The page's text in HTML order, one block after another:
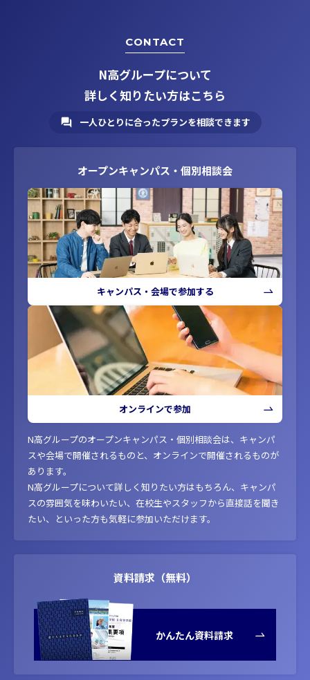
CONTACT
N高グループについて
詳しく知りたい方はこちら
一人ひとりに合ったプランを相談できます
オープンキャンパス・個別相談会
キャンパス・会場で参加する
オンラインで参加
N高グループのオープンキャンパス・個別相談会は、キャンパ
スや会場で開催されるものと、オンラインで開催されるものが
あります。
N高グループについて詳しく知りたい方はもちろん、キャンパ
スの雰囲気を味わいたい、在校生やスタッフから直接話を聞き
たい、といった方も気軽に参加いただけます。
資料請求（無料）
かんたん資料請求